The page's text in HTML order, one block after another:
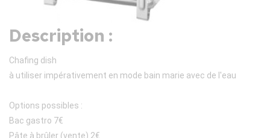
Description :
Chafing dish
à utiliser impérativement en mode bain marie avec de l'eau
Options possibles :
Bac gastro 7€
Pâte à brûler (vente) 2€